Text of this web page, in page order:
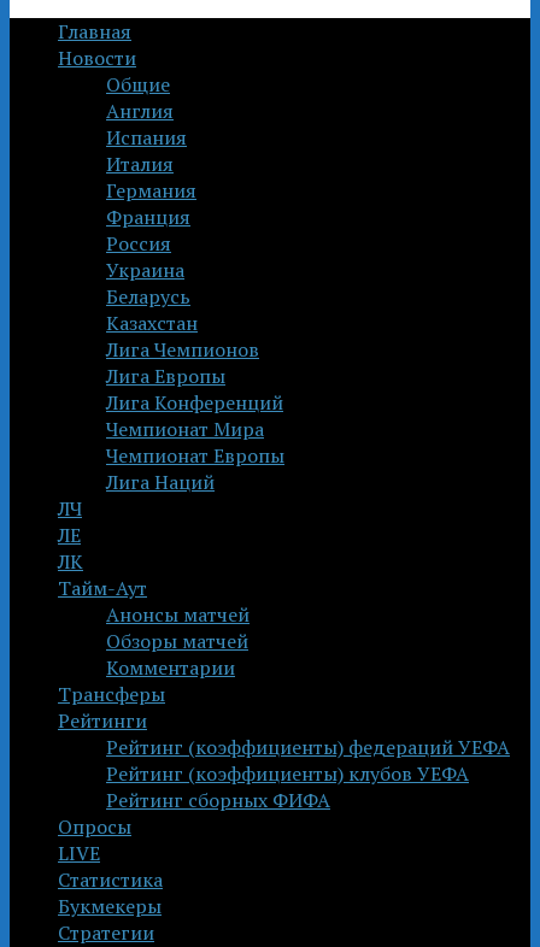
Главная
Новости
Общие
Англия
Испания
Италия
Германия
Франция
Россия
Украина
Беларусь
Казахстан
Лига Чемпионов
Лига Европы
Лига Конференций
Чемпионат Мира
Чемпионат Европы
Лига Наций
ЛЧ
ЛЕ
ЛК
Тайм-Аут
Анонсы матчей
Обзоры матчей
Комментарии
Трансферы
Рейтинги
Рейтинг (коэффициенты) федераций УЕФА
Рейтинг (коэффициенты) клубов УЕФА
Рейтинг сборных ФИФА
Опросы
LIVE
Статистика
Букмекеры
Стратегии